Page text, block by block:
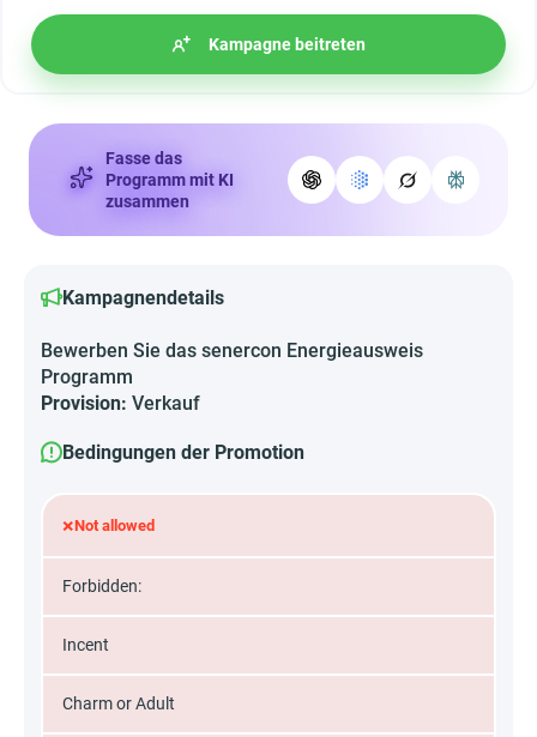
Kampagne beitreten
Fasse das
Programm mit KI
zusammen
Kampagnendetails
Bewerben Sie das senercon Energieausweis
Programm
Provision: Verkauf
Bedingungen der Promotion
×Not allowed
Forbidden:
Incent
Charm or Adult